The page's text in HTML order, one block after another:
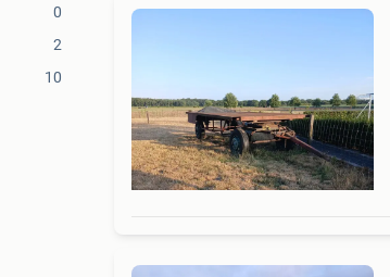
0
2
10